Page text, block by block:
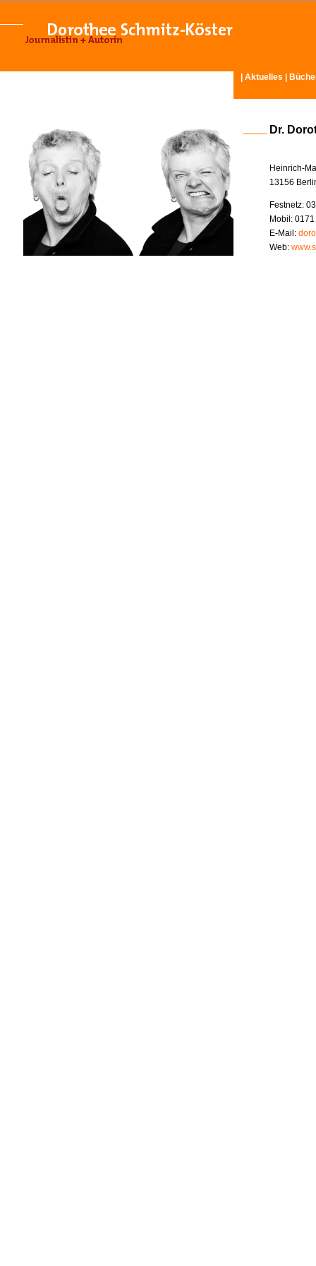
Aktuelles
Dr.
Heinrich-
13156
Festnetz:
Mobil:
E-Mail:
Web: